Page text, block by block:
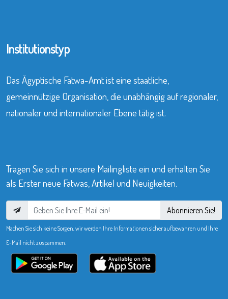
Institutionstyp
Das Ägyptische Fatwa-Amt ist eine staatliche,
gemeinnützige Organisation, die unabhängig auf regionaler,
nationaler und internationaler Ebene tätig ist.
Tragen Sie sich in unsere Mailingliste ein und erhalten Sie
als Erster neue Fatwas, Artikel und Neuigkeiten.
Abonnieren Sie!
Machen Sie sich keine Sorgen, wir werden Ihre Informationen sicher aufbewahren und Ihre
E-Mail nicht zuspammen.